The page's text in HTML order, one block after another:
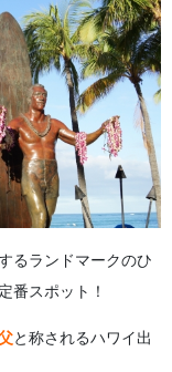
るランドマークのひ
定番スポット！
と称されるハワイ出